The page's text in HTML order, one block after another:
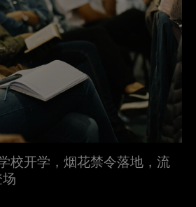
校开学，烟花禁令落地，流